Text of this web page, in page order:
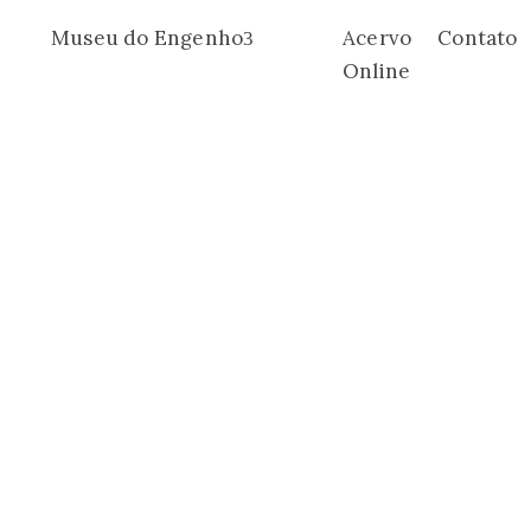
Museu do Engenho
Acervo
Online
Contato